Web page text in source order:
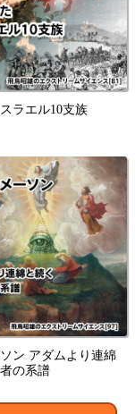
ラエル10支族
ン アダムより連綿
の系譜